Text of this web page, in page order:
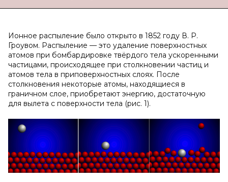
Ионное распыление было открыто в 1852 году В. Р.
Гроувом. Распыление — это удаление поверхностных
атомов при бомбардировке твёрдого тела ускоренными
частицами, происходящее при столкновении частиц и
атомов тела в приповерхностных слоях. После
столкновения некоторые атомы, находящиеся в
граничном слое, приобретают энергию, достаточную
для вылета с поверхности тела (рис. 1).